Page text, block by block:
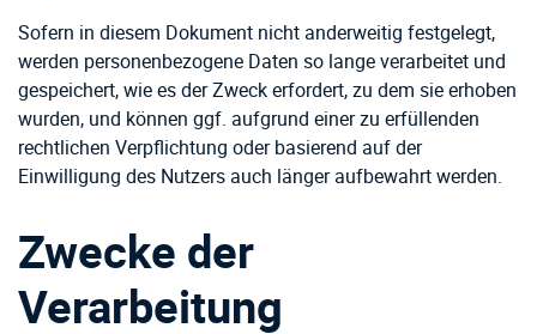
Sofern in diesem Dokument nicht anderweitig festgelegt,
werden personenbezogene Daten so lange verarbeitet und
gespeichert, wie es der Zweck erfordert, zu dem sie erhoben
wurden, und können ggf. aufgrund einer zu erfüllenden
rechtlichen Verpflichtung oder basierend auf der
Einwilligung des Nutzers auch länger aufbewahrt werden.
Zwecke der
Verarbeitung